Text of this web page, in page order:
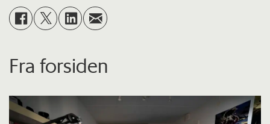
Fra forsiden